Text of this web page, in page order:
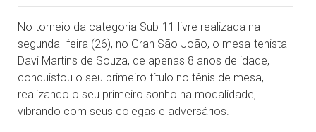
No torneio da categoria Sub-11 livre realizada na
segunda- feira (26), no Gran São João, o mesa-tenista
Davi Martins de Souza, de apenas 8 anos de idade,
conquistou o seu primeiro título no tênis de mesa,
realizando o seu primeiro sonho na modalidade,
vibrando com seus colegas e adversários.